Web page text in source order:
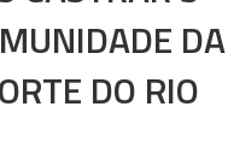
DA
DO RIO